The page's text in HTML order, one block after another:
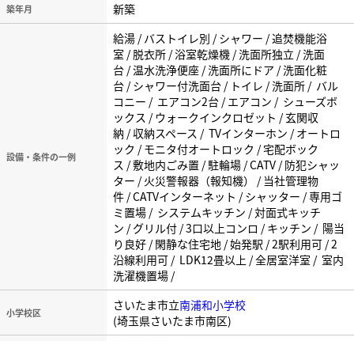
築年月 新築
設備・条件の一例
給湯 / バストイレ別 / シャワー / 追焚機能浴
室 / 脱衣所 / 浴室乾燥機 / 洗面所独立 / 洗面
台 / 温水洗浄便座 / 洗面所にドア / 洗面化粧
台 / シャワー付洗面台 / トイレ / 洗面所 / バル
コニー / エアコン2台 / エアコン / シューズボ
ックス / ウォークインクロゼット / 玄関収
納 / 収納スペース / TVインターホン / オートロ
ック / モニタ付オートロック / 宅配ボック
ス / 敷地内ごみ置 / 駐輪場 / CATV / 防犯シャッ
ター / 火災警報器（報知機） / 当社管理物
件 / CATVインターネット / シャッター / 専用ゴ
ミ置場 / システムキッチン / 対面式キッチ
ン / グリル付 / 3口以上コンロ / キッチン / 陽当
り良好 / 閑静な住宅地 / 始発駅 / 2駅利用可 / 2
沿線利用可 / LDK12畳以上 / 全居室洋室 / 室内
洗濯機置場 /
小学校区 さいたま市立南浦和小学校
(埼玉県さいたま市南区)